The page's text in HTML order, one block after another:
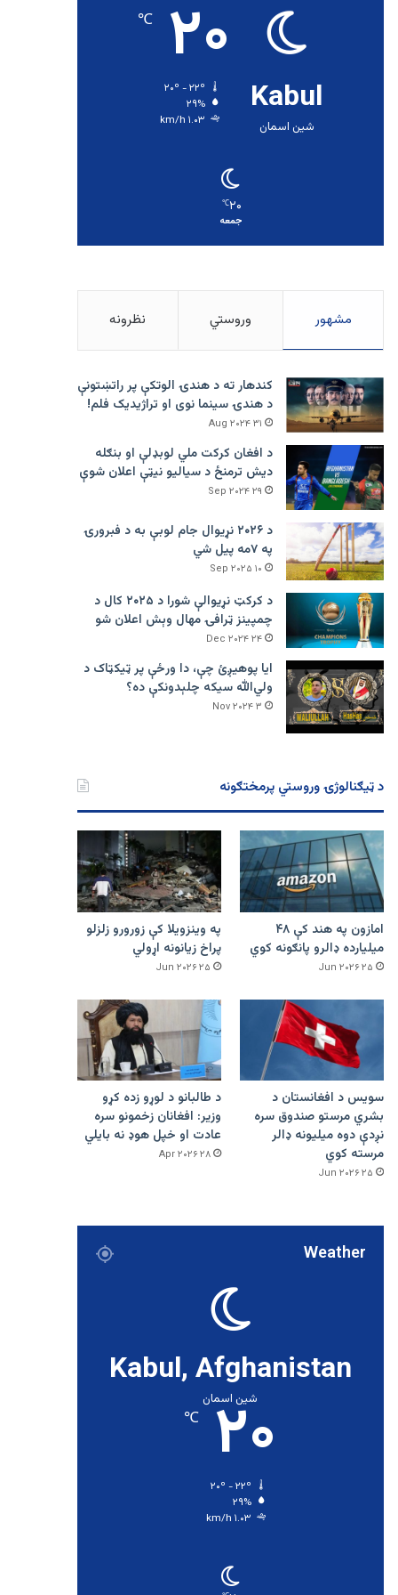
Kabul
شین اسمان
۲۰ ℃
۲۹%
۱.۰۳ km/h
۲۰℃
جمعه
مشهور وروستي نظرونه
کندهار ته د هندۍ الوتکې پر راتښتونې
د هندۍ سینما نوی او تراژيديک فلم!
۳۱ Aug ۲۰۲۴
د افغان کرکت ملي لوبډلې او بنګله
دیش ترمنځ د سیالیو نیټې اعلان شوې
۲۹ Sep ۲۰۲۴
د ۲۰۲۶ نړیوال جام لوبې به د فبرورۍ
په ۷مه پیل شي
۱۰ Sep ۲۰۲۵
د کرکټ نړیوالې شورا د ۲۰۲۵ کال د
چمپینز ټرافۍ مهال وېش اعلان شو
۲۴ Dec ۲۰۲۴
ایا پوهیږئ چې، دا ورځې پر ټيکټاک د
ولي‌الله سیکه چلېدونکې ده؟
۳ Nov ۲۰۲۴
د ټیګنالوژۍ وروستي پرمختګونه
امازون په هند کې ۴۸
میلیارده ډالرو پانګونه کوي
۲۵ Jun ۲۰۲۶
په وینزویلا کې زورورو زلزلو
پراخ زیانونه اړولي
۲۵ Jun ۲۰۲۶
سویس د افغانستان د
بشري مرستو صندوق سره
نږدې دوه میلیونه ډالر
مرسته کوي
۲۵ Jun ۲۰۲۶
د طالبانو د لوړو زده کړو
وزیر: افغانان زخمونو سره
عادت او خپل هوډ نه بایلي
۲۸ Apr ۲۰۲۶
Weather
Kabul, Afghanistan
شین اسمان
۲۰ ℃
۲۹%
۱.۰۳ km/h